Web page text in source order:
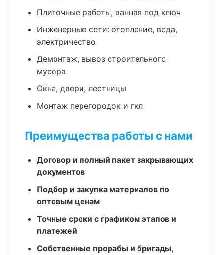
Плиточные работы, ванная под ключ
Инженерные сети: отопление, вода,
электричество
Демонтаж, вывоз строительного
мусора
Окна, двери, лестницы
Монтаж перегородок и гкл
Преимущества работы с нами
Договор и полный пакет закрывающих
документов
Подбор и закупка материалов по
оптовым ценам
Точные сроки с графиком этапов и
платежей
Собственные прорабы и бригады,